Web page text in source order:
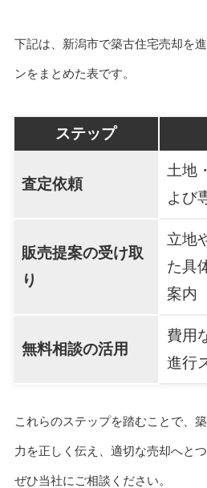
下記は、新潟市で築古住宅売却を
ンをまとめた表です。
ステップ
査定依頼
土地
よび
販売提案の受け取
り
立地
た具
案内
無料相談の活用
費用
進行
これらのステップを踏むことで、
力を正しく伝え、適切な売却へと
ぜひ当社にご相談ください。